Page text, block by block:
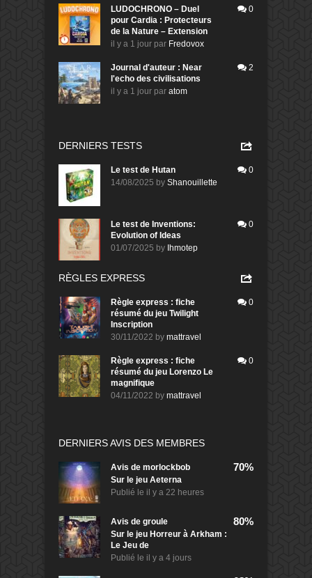
LUDOCHRONO – Duel
pour Cardia : Protecteurs
de la Nature – Extension
il y a 1 jour par Fredovox
0
Journal d'auteur : Near
l'echo des civilisations
il y a 1 jour par atom
2
DERNIERS TESTS
Le test de Hutan
14/08/2025 by Shanouillette
0
Le test de Inventions:
Evolution of Ideas
01/07/2025 by Ihmotep
0
RÈGLES EXPRESS
Règle express : fiche
résumé du jeu Twilight
Inscription
30/11/2022 by mattravel
0
Règle express : fiche
résumé du jeu Lorenzo Le
magnifique
04/11/2022 by mattravel
0
DERNIERS AVIS DES MEMBRES
Avis de morlockbob
Sur le jeu Aeterna
Publié le il y a 22 heures
70%
Avis de groule
Sur le jeu Horreur à Arkham :
Le Jeu de
Publié le il y a 4 jours
80%